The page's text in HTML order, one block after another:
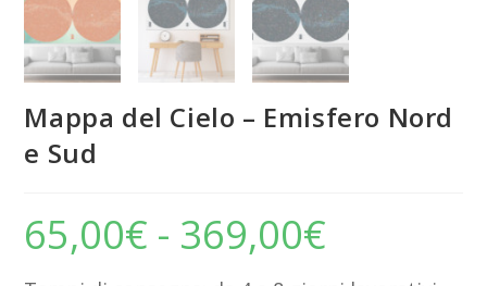
Mappa del Cielo – Emisfero Nord
e Sud
65,00€ - 369,00€